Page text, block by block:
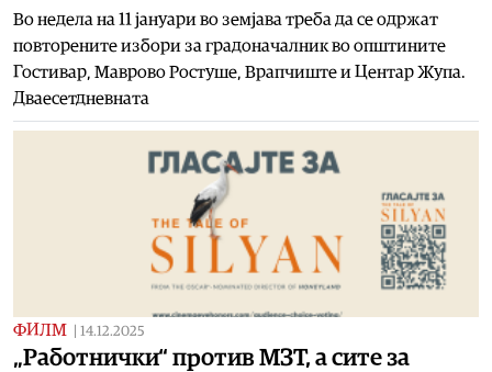
Во недела на 11 јануари во земјава треба да се одржат
повторените избори за градоначалник во општините
Гостивар, Маврово Ростуше, Врапчиште и Центар Жупа.
Дваесетдневната
ФИЛМ 14.12.2025
„Работнички“ против МЗТ, а сите за